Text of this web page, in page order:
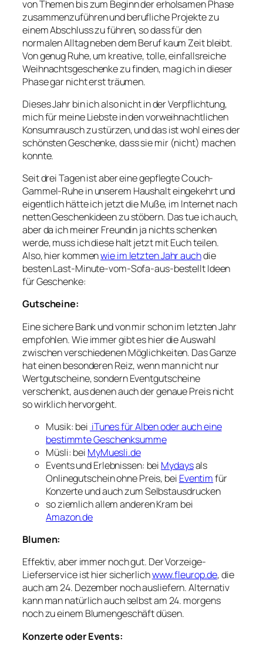
von Themen bis zum Beginn der erholsamen Phase
zusammenzuführen und berufliche Projekte zu
einem Abschluss zu führen, so dass für den
normalen Alltag neben dem Beruf kaum Zeit bleibt.
Von genug Ruhe, um kreative, tolle, einfallsreiche
Weihnachtsgeschenke zu finden, mag ich in dieser
Phase gar nicht erst träumen.
Dieses Jahr bin ich also nicht in der Verpflichtung,
mich für meine Liebste in den vorweihnachtlichen
Konsumrausch zu stürzen, und das ist wohl eines der
schönsten Geschenke, dass sie mir (nicht) machen
konnte.
Seit drei Tagen ist aber eine gepflegte Couch-
Gammel-Ruhe in unserem Haushalt eingekehrt und
eigentlich hätte ich jetzt die Muße, im Internet nach
netten Geschenkideen zu stöbern. Das tue ich auch,
aber da ich meiner Freundin ja nichts schenken
werde, muss ich diese halt jetzt mit Euch teilen.
Also, hier kommenwie im letzten Jahr auchdie
besten Last-Minute-vom-Sofa-aus-bestellt Ideen
für Geschenke:
Gutscheine:
Eine sichere Bank und von mir schon im letzten Jahr
empfohlen. Wie immer gibt es hier die Auswahl
zwischen verschiedenen Möglichkeiten. Das Ganze
hat einen besonderen Reiz, wenn man nicht nur
Wertgutscheine, sondern Eventgutscheine
verschenkt, aus denen auch der genaue Preis nicht
so wirklich hervorgeht.
Musik: bei iTunes für Alben oder auch eine
bestimmte Geschenksumme
Müsli: bei MyMuesli.de
Events und Erlebnissen: bei Mydaysals
Onlinegutschein ohne Preis, bei Eventimfür
Konzerte und auch zum Selbstausdrucken
so ziemlich allem anderen Kram bei
Amazon.de
Blumen:
Effektiv, aber immer noch gut. Der Vorzeige-
Lieferservice ist hier sicherlichwww.fleurop.de, die
auch am 24. Dezember noch ausliefern. Alternativ
kann man natürlich auch selbst am 24. morgens
noch zu einem Blumengeschäft düsen.
Konzerte oder Events: